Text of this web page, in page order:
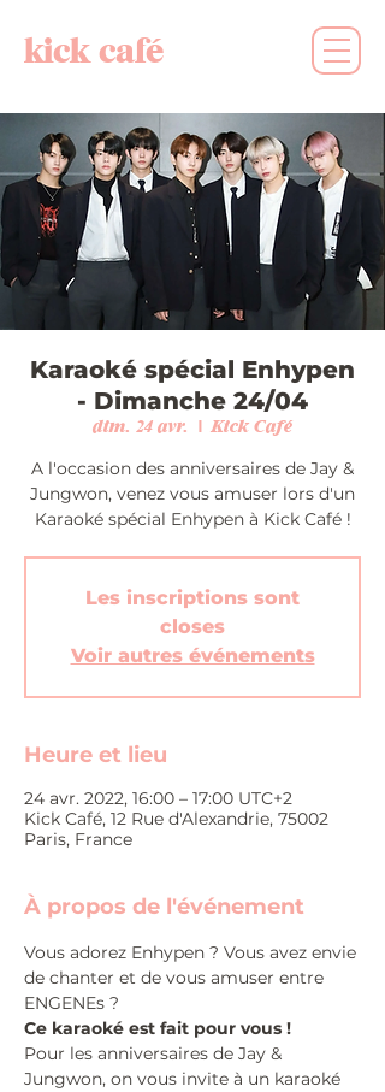
kick café
Karaoké spécial Enhypen
- Dimanche 24/04
dim. 24 avr.
  |
Kick Café
A l'occasion des anniversaires de Jay &
Jungwon, venez vous amuser lors d'un
Karaoké spécial Enhypen à Kick Café !
Les inscriptions sont
closes
Voir autres événements
Heure et lieu
24 avr. 2022, 16:00 – 17:00 UTC+2
Kick Café, 12 Rue d'Alexandrie, 75002
Paris, France
À propos de l'événement
Vous adorez Enhypen ? Vous avez envie
de chanter et de vous amuser entre
ENGENEs ?
Ce karaoké est fait pour vous !
Pour les anniversaires de Jay &
Jungwon, on vous invite à un karaoké